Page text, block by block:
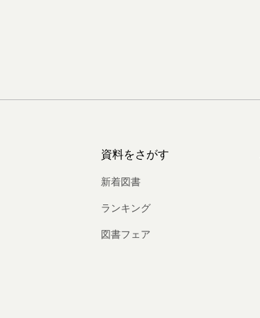
資料をさがす
新着図書
ランキング
図書フェア